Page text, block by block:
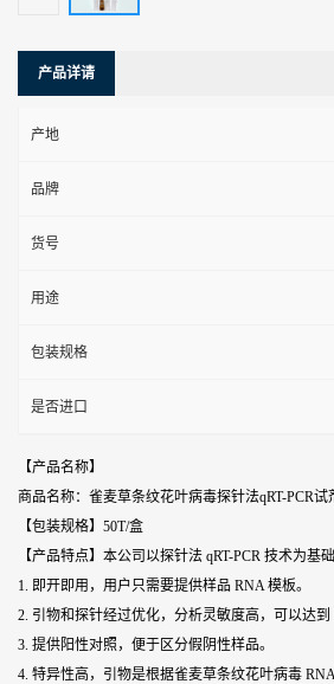
产品详请
产地
品牌
货号
用途
包装规格
是否进口
【产品名称】
商品名称：雀麦草条纹花叶病毒探针法qRT-PCR试
【包装规格】50T/盒
【产品特点】本公司以探针法 qRT-PCR 技术为基
1. 即开即用，用户只需要提供样品 RNA 模板。
2. 引物和探针经过优化，分析灵敏度高，可以达到
3. 提供阳性对照，便于区分假阴性样品。
4. 特异性高，引物是根据雀麦草条纹花叶病毒